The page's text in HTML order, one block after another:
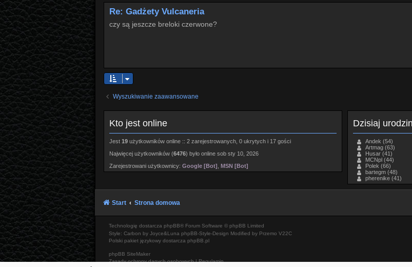
Re: Gadżety Vulcaneria
czy są jeszcze breloki czerwone?
Wyszukiwanie zaawansowane
Kto jest online
Jest 19użytkowników online :: 2 zarejestrowanych, 0 ukrytych i 17 gości
Najwięcej użytkowników (6476) było online sob sty 10, 2026
Zarejestrowani użytkownicy: Google [Bot] MSN [Bot]
Dzisiaj
Andek (54)
Artmag(63)
Husar(41)
MCNpl (44)
Polek (66)
bartegm(48)
pherenike(41)
Start Strona domowa
Technologię dostarcza phpBB® Forum Software © phpBB Limited
Style: Carbon by Joyce&Luna phpBB-Style-Design Modified by Przemo V22C
Polski pakiet językowy dostarcza phpBB.pl
phpBB SiteMaker
Zasady ochrony danych osobowych |Regulamin